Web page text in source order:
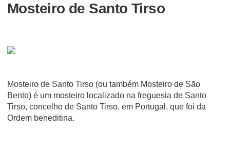
Mosteiro de Santo Tirso
Mosteiro de Santo Tirso (ou também Mosteiro de São
Bento) é um mosteiro localizado na freguesia de Santo
Tirso, concelho de Santo Tirso, em Portugal, que foi da
Ordem beneditina.